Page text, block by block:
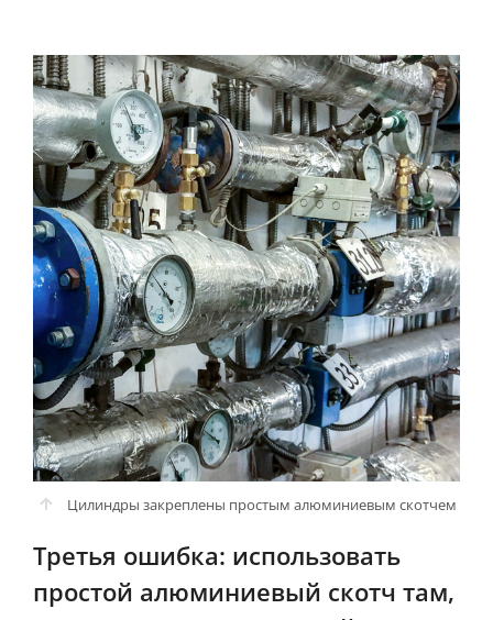
Цилиндры закреплены простым алюминиевым скотчем
Третья ошибка: использовать
простой алюминиевый скотч там,